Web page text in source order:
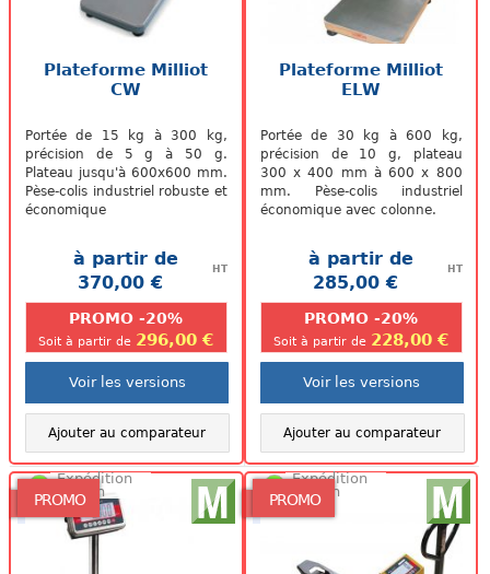
Plateforme Milliot
CW
Portée de 15 kg à 300 kg,
précision de 5 g à 50 g.
Plateau jusqu'à 600x600 mm.
Pèse-colis industriel robuste et
économique
à partir de
370,00 €
HT
PROMO -20%
Soit à partir de 296,00 €
Voir les versions
Ajouter au comparateur
Plateforme Milliot
ELW
Portée de 30 kg à 600 kg,
précision de 10 g, plateau
300 x 400 mm à 600 x 800
mm. Pèse-colis industriel
économique avec colonne.
à partir de
285,00 €
HT
PROMO -20%
Soit à partir de 228,00 €
Voir les versions
Ajouter au comparateur
PROMO
Expédition
48/72h
PROMO
Expédition
48/72h